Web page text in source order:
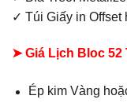
✓ Túi Giấy in Offset
➤ Giá Lịch Bloc 52
Ép kim Vàng